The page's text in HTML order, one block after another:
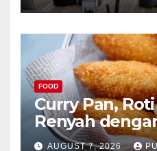
FOOD
Curry Pan,
Renyah
Menggoda
AUGUST 7, 2026